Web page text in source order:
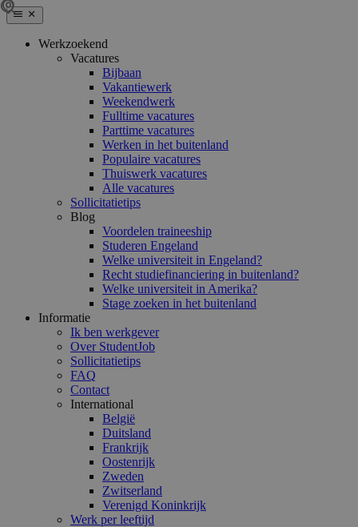
Werkzoekend
Vacatures
Bijbaan
Vakantiewerk
Weekendwerk
Fulltime vacatures
Parttime vacatures
Werken in het buitenland
Populaire vacatures
Thuiswerk vacatures
Alle vacatures
Sollicitatietips
Blog
Voordelen traineeship
Studeren Engeland
Welke universiteit in Engeland?
Recht studiefinanciering in buitenland?
Welke universiteit in Amerika?
Stage zoeken in het buitenland
Informatie
Ik ben werkgever
Over StudentJob
Sollicitatietips
FAQ
Contact
International
België
Duitsland
Frankrijk
Oostenrijk
Zweden
Zwitserland
Verenigd Koninkrijk
Werk per leeftijd